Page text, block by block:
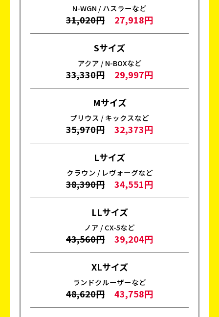
N-WGN / ハスラーなど
31,020円 27,918円
Sサイズ
アクア / N-BOXなど
33,330円 29,997円
Mサイズ
プリウス / キックスなど
35,970円 32,373円
Lサイズ
クラウン / レヴォーグなど
38,390円 34,551円
LLサイズ
ノア / CX-5など
43,560円 39,204円
XLサイズ
ランドクルーザーなど
48,620円 43,758円